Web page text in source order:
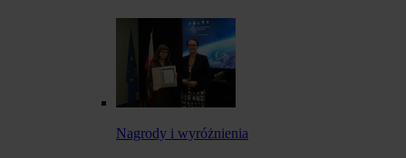
Nagrody i wyróżnienia